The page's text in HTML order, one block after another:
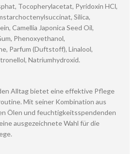
Tocopherylacetat, Pyridoxin HCl,
Silica,
Camellia Japonica Seed Oil,
Phenoxyethanol,
Parfum (Duftstoff), Linalool,
Natriumhydroxid.
Alltag bietet eine effektive Pflege
Mit seiner Kombination aus
Ölen und feuchtigkeitsspendenden
ausgezeichnete Wahl für die